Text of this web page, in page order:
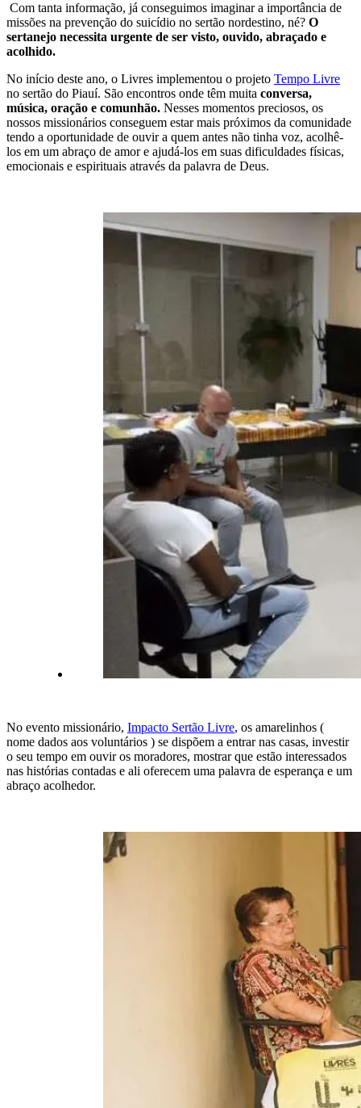
Com tanta informação, já conseguimos imaginar a importância de
missões na prevenção do suicídio no sertão nordestino, né? O
sertanejo necessita urgente de ser visto, ouvido, abraçado e
acolhido.
No início deste ano, o Livres implementou o projeto Tempo Livre
no sertão do Piauí. São encontros onde têm muita conversa,
música, oração e comunhão. Nesses momentos preciosos, os
nossos missionários conseguem estar mais próximos da comunidade
tendo a oportunidade de ouvir a quem antes não tinha voz, acolhê-
los em um abraço de amor e ajudá-los em suas dificuldades físicas,
emocionais e espirituais através da palavra de Deus.
No evento missionário, Impacto Sertão Livre, os amarelinhos (
nome dados aos voluntários ) se dispõem a entrar nas casas, investir
o seu tempo em ouvir os moradores, mostrar que estão interessados
nas histórias contadas e ali oferecem uma palavra de esperança e um
abraço acolhedor.